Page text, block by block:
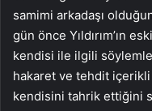
samimi arkadaşı
gün önce Yıldırım’ın
kendisi ile ilgili
hakaret ve tehdit
kendisini tahrik ettiğini